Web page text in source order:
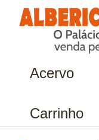
Acervo
Carrinho